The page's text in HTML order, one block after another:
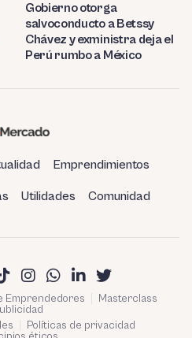
Gobierno otorga
salvoconducto a Betssy
Chávez y exministra deja el
Perú rumbo a México
Emprendimientos
Utilidades Comunidad
Emprendedores
Masterclass
Políticas de privacidad